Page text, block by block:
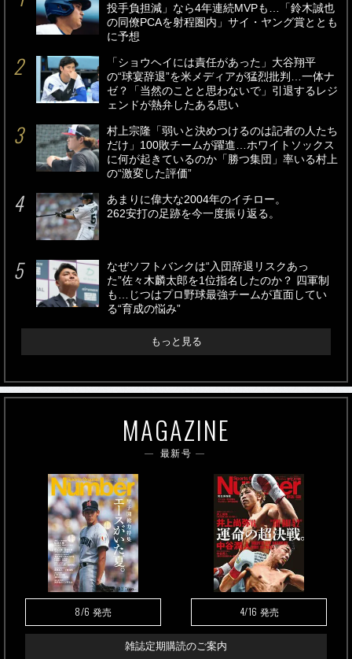
投手負担減」なら4年連続MVPも…「鈴木誠也
の同僚PCAを射程圏内」サイ・ヤング賞ととも
に予想
「ショウヘイには責任があった」大谷翔平
の“球宴辞退”を米メディアが猛烈批判…一体ナ
ゼ？「当然のことと思わないで」引退するレジ
ェンドが熱弁したある思い
村上宗隆「弱いと決めつけるのは記者の人たち
だけ」100敗チームが躍進…ホワイトソックス
に何が起きているのか「勝つ集団」率いる村上
の“激変した評価”
あまりに偉大な2004年のイチロー。
262安打の足跡を今一度振り返る。
なぜソフトバンクは“入団辞退リスクあっ
た”佐々木麟太郎を1位指名したのか？ 四軍制
も…じつはプロ野球最強チームが直面してい
る“育成の悩み”
もっと見る
MAGAZINE
最新号
8/6 発売 4/16 発売
雑誌定期購読のご案内